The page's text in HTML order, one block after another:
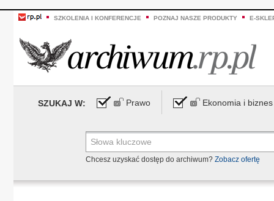
SZKOLENIA I KONFERENCJE POZNAJ NASZE PRODUKTY E-
SZUKAJ W: Prawo Ekonomia i biznes
Chcesz uzyskać dostęp do archiwum? Zobacz ofertę